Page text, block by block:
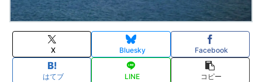
X Bluesky Facebook
はてブ LINE コピー